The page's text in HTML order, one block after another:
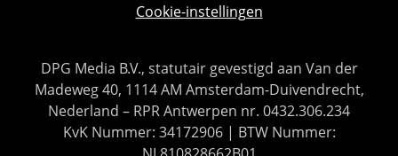
Cookie-instellingen
DPG Media B.V., statutair gevestigd aan Van der
Madeweg 40, 1114 AM Amsterdam-Duivendrecht,
Nederland – RPR Antwerpen nr. 0432.306.234
KvK Nummer: 34172906 | BTW Nummer: